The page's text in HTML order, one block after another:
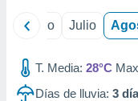
1199
Junio Julio
T. Media: 28°C
Días de lluvia: 3